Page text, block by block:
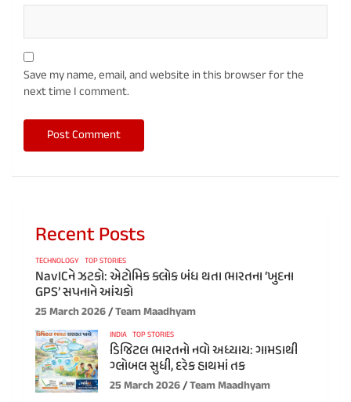
Save my name, email, and website in this browser for the
next time I comment.
Recent Posts
TECHNOLOGY TOP STORIES
NavICને ઝટકો: એટોમિક ક્લોક બંધ થતા ભારતના ‘ખુદના
GPS’ સપનાને આંચકો
25 March 2026 Team Maadhyam
INDIA TOP STORIES
ડિજિટલ ભારતનો નવો અધ્યાય: ગામડાથી
ગ્લોબલ સુધી, દરેક હાથમાં તક
25 March 2026 Team Maadhyam